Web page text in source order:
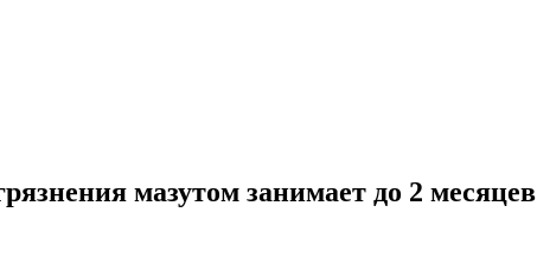
мазутом занимает до 2 месяцев